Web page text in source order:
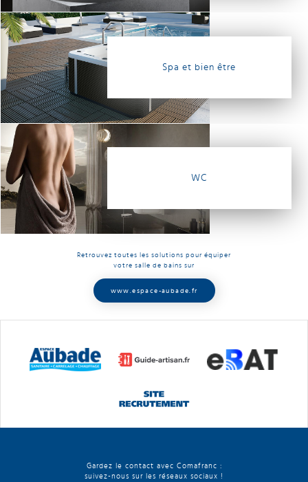
Spa et bien être
WC
Retrouvez toutes les solutions pour équiper
votre salle de bains sur
www.espace-aubade.fr
Gardez le contact avec Comafranc :
suivez-nous sur les réseaux sociaux !